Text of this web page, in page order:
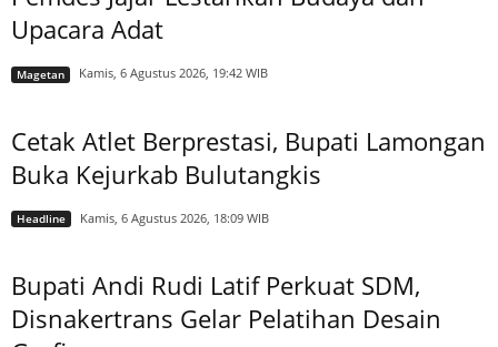
Upacara Adat
Magetan Kamis, 6 Agustus 2026, 19:42 WIB
Cetak Atlet Berprestasi, Bupati Lamongan
Buka Kejurkab Bulutangkis
Headline Kamis, 6 Agustus 2026, 18:09 WIB
Bupati Andi Rudi Latif Perkuat SDM,
Disnakertrans Gelar Pelatihan Desain